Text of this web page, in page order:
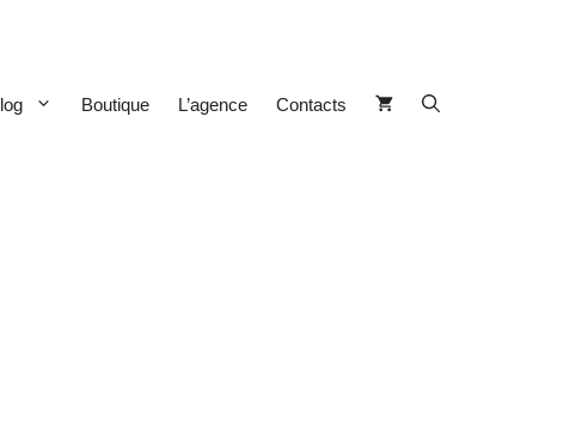
Boutique L’agence Contacts